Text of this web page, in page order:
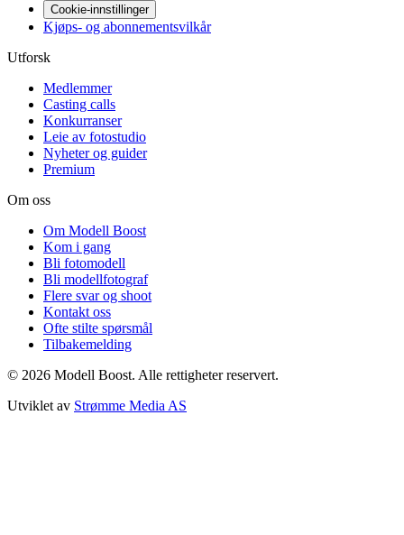
Cookie-innstillinger
Kjøps- og abonnementsvilkår
Utforsk
Medlemmer
Casting calls
Konkurranser
Leie av fotostudio
Nyheter og guider
Premium
Om oss
Om Modell Boost
Kom i gang
Bli fotomodell
Bli modellfotograf
Flere svar og shoot
Kontakt oss
Ofte stilte spørsmål
Tilbakemelding
© 2026 Modell Boost. Alle rettigheter reservert.
Utviklet av Strømme Media AS